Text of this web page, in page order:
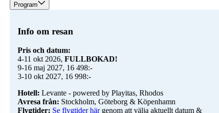
Program
Info om resan
Pris och datum:
4-11 okt 2026,
9-16 maj 2027, 16 498:-
3-10 okt 2027, 16 998:-
Hotell:
Avresa från:
Flygtider: Se flygtider härgenom att välja aktuellt datum &